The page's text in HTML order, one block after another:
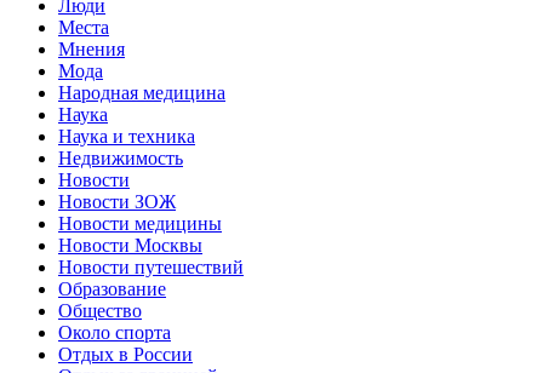
Люди
Места
Мнения
Мода
Народная медицина
Наука
Наука и техника
Недвижимость
Новости
Новости ЗОЖ
Новости медицины
Новости Москвы
Новости путешествий
Образование
Общество
Около спорта
Отдых в России